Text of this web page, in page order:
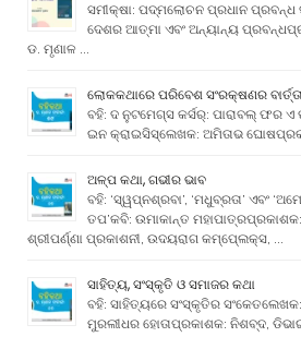
ସମୀକ୍ଷା: ପଦ୍ମଲୋଚନ ପ୍ରଧାନ
ଦେଶର ଆତ୍ମା ଏବଂ ଅନ୍ୟାନ୍ୟ
ଡ. ମୃଣାଳ …
ଲୋକକଥାରେ ପରିବେଶ ସଂରକ୍ଷଣର ବାର୍ତ୍ତା
ବହି: ଦ ନୁଟମେଗ୍ସ କର୍ସର୍: ପାରାବଲ୍ ଫର ଏ
ଇନ କ୍ରାଇସିସ୍ଲେଖକ: ଅମିତାଭ
ଅଳ୍ପ କଥା, ଗଭୀର ଭାବ
ବହି: ‘ସ୍ୱପ୍ନଶ୍ରବା’, ‘ମଧୁବ୍ରତା’ ଏବଂ
ତପ’କବି: ଉମାକାନ୍ତ ମହାପାତ୍ରପ୍ରକାଶକ:
ଶ୍ରୀପର୍ଣ୍ଣା ପ୍ରକାଶନୀ, ଉଦୟରାଗ କମ୍ପେ୍ଲକ୍ସ, …
ସାହିତ୍ୟ, ସଂସ୍କୃତି ଓ ସମାଜର କଥା
ବହି: ସାହିତ୍ୟରେ ସଂସ୍କୃତିର
ମୁରଲୀଧର ହୋତାପ୍ରକାଶକ: ନିଶବ୍ଦ,